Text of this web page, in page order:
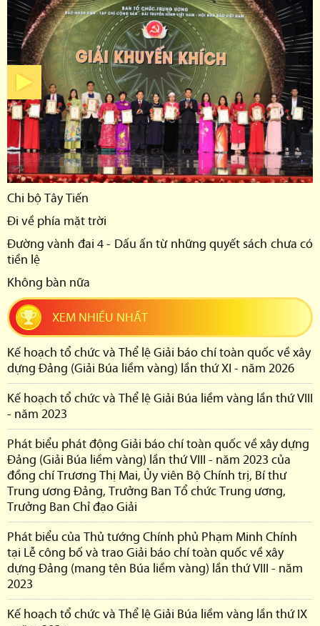
Chi bộ Tây Tiến
Đi về phía mặt trời
Đường vành đai 4 - Dấu ấn từ những quyết sách chưa có
tiền lệ
Không bàn nữa
XEM NHIỀU NHẤT
Kế hoạch tổ chức và Thể lệ Giải báo chí toàn quốc về xây
dựng Đảng (Giải Búa liềm vàng) lần thứ XI - năm 2026
Kế hoạch tổ chức và Thể lệ Giải Búa liềm vàng lần thứ VIII
- năm 2023
Phát biểu phát động Giải báo chí toàn quốc về xây dựng
Đảng (Giải Búa liềm vàng) lần thứ VIII - năm 2023 của
đồng chí Trương Thị Mai, Ủy viên Bộ Chính trị, Bí thư
Trung ương Đảng, Trưởng Ban Tổ chức Trung ương,
Trưởng Ban Chỉ đạo Giải
Phát biểu của Thủ tướng Chính phủ Phạm Minh Chính
tại Lễ công bố và trao Giải báo chí toàn quốc về xây
dựng Đảng (mang tên Búa liềm vàng) lần thứ VIII - năm
2023
Kế hoạch tổ chức và Thể lệ Giải Búa liềm vàng lần thứ IX